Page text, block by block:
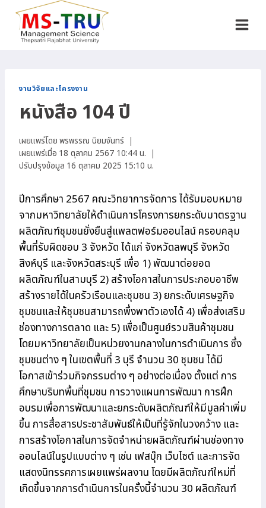
content
งานวิจัยและโครงงาน
หนังสือ 104 ปี
เผยแพร่โดย พรพรรณ นิยมจันทร์
เผยแพร่เมื่อ 18 ตุลาคม 2567 10:44 น.
ปรับปรุงข้อมูล 16 ตุลาคม 2025 15:10 น.
ปีการศึกษา 2567 คณะวิทยาการจัดการ ได้รับมอบหมาย
จากมหาวิทยาลัยให้ดำเนินการโครงการยกระดับมาตรฐาน
ผลิตภัณฑ์ชุมชนยั่งยืนสู่แพลตฟอร์มออนไลน์ ครอบคลุม
พื้นที่รับผิดชอบ 3 จังหวัด ได้แก่ จังหวัดลพบุรี จังหวัด
สิงห์บุรี และจังหวัดสระบุรี เพื่อ 1) พัฒนาต่อยอด
ผลิตภัณฑ์ในสามบุรี 2) สร้างโอกาสในการประกอบอาชีพ
สร้างรายได้ในครัวเรือนและชุมชน 3) ยกระดับเศรษฐกิจ
ชุมชนและให้ชุมชนสามารถพึ่งพาตัวเองได้ 4) เพื่อส่งเสริม
ช่องทางการตลาด และ 5) เพื่อเป็นศูนย์รวมสินค้าชุมชน
โดยมหาวิทยาลัยเป็นหน่วยงานกลางในการดำเนินการ ซึ่ง
ชุมชนต่าง ๆ ในเขตพื้นที่ 3 บุรี จำนวน 30 ชุมชน ได้มี
โอกาสเข้าร่วมกิจกรรมต่าง ๆ อย่างต่อเนื่อง ตั้งแต่ การ
ศึกษาบริบทพื้นที่ชุมชน การวางแผนการพัฒนา การฝึก
อบรมเพื่อการพัฒนาและยกระดับผลิตภัณฑ์ให้มีมูลค่าเพิ่ม
ขึ้น การสื่อสารประชาสัมพันธ์ให้เป็นที่รู้จักในวงกว้าง และ
การสร้างโอกาสในการจัดจำหน่ายผลิตภัณฑ์ผ่านช่องทาง
ออนไลน์ในรูปแบบต่าง ๆ เช่น เฟสบุ๊ก เว็บไซต์ และการจัด
แสดงนิทรรศการเผยแพร่ผลงาน โดยมีผลิตภัณฑ์ใหม่ที่
เกิดขึ้นจากการดำเนินการในครั้งนี้จำนวน 30 ผลิตภัณฑ์